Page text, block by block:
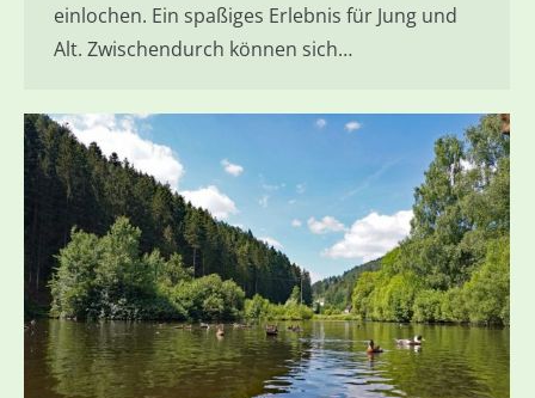
einlochen. Ein spaßiges Erlebnis für Jung und
Alt. Zwischendurch können sich…